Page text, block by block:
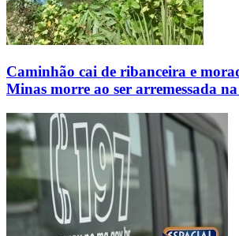
Caminhão cai de ribanceira e
Minas morre ao ser arremessada